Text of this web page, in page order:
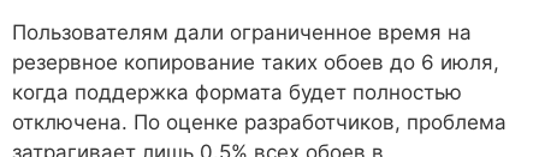
Пользователям дали ограниченное время на
резервное копирование таких обоев до 6 июля,
когда поддержка формата будет полностью
отключена. По оценке разработчиков, проблема
затрагивает лишь 0.5% всех обоев в